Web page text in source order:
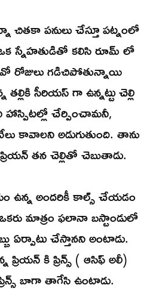
చితకా పనులు చేస్తూ పట్నంలో
ఒక స్నేహతుడితో కలిసి రూమ్ లో
రోజులు గడిచిపోతున్నాయి
సీరియస్ గా ఉన్నట్టు చెల్లి
హాస్పిటల్లో చేర్పించామనీ,
కావాలని అడుగుతుంది. తాను
తన చెల్లితో చెబుతాడు.
ఉన్న అందరికీ కాల్స్ చేయడం
మాత్రం ఫలానా బస్టాండులో
ఏర్పాటు చేస్తానని అంటాడు.
కి ప్రిన్స్ ( ఆసిఫ్ అలీ)
బాగా తాగేసి ఉంటాడు.